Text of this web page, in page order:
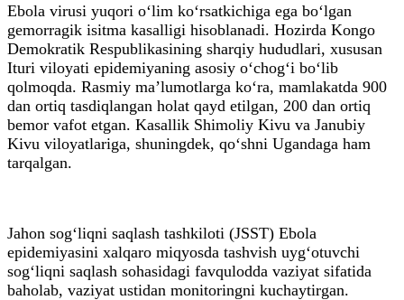
Ebola virusi yuqori o‘lim ko‘rsatkichiga ega bo‘lgan
gemorragik isitma kasalligi hisoblanadi. Hozirda Kongo
Demokratik Respublikasining sharqiy hududlari, xususan
Ituri viloyati epidemiyaning asosiy o‘chog‘i bo‘lib
qolmoqda. Rasmiy ma’lumotlarga ko‘ra, mamlakatda 900
dan ortiq tasdiqlangan holat qayd etilgan, 200 dan ortiq
bemor vafot etgan. Kasallik Shimoliy Kivu va Janubiy
Kivu viloyatlariga, shuningdek, qo‘shni Ugandaga ham
tarqalgan.
Jahon sog‘liqni saqlash tashkiloti (JSST) Ebola
epidemiyasini xalqaro miqyosda tashvish uyg‘otuvchi
sog‘liqni saqlash sohasidagi favqulodda vaziyat sifatida
baholab, vaziyat ustidan monitoringni kuchaytirgan.